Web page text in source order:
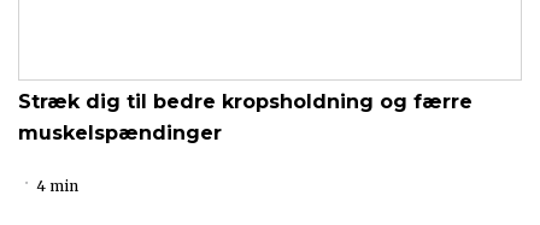
Stræk dig til bedre kropsholdning og færre
muskelspændinger
4 min